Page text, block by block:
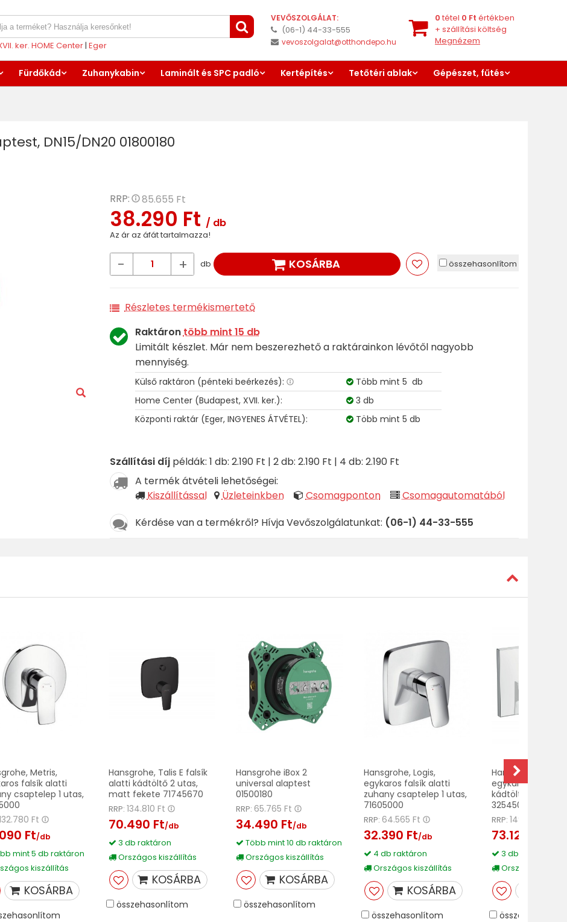
ker. HOME Center| Eger
VEVŐSZOLGÁLAT:
(06-1) 44-33-555
vevoszolgalat@otthondepo.hu
0 tétel 0 Ft értékben
+ szállítási költség
Megnézem
Fürdőkád Zuhanykabin Laminált és SPC padló Kertépítés Tetőtéri ablak
Gépészet, fűtés
DN15/DN20 01800180
RRP: 85.655 Ft
38.290 Ft / db
Az ár az áfát tartalmazza!
- + db KOSÁRBA összehasonlítom
Részletes termékismertető
Raktárontöbb mint 15 db
Limitált készlet. Már nem beszerezhető a raktárainkon lévőtől nagyobb
mennyiség.
Külső raktáron (pénteki beérkezés):
Több mint 5 db
Home Center (Budapest, XVII. ker.):
3 db
Központi raktár (Eger, INGYENES ÁTVÉTEL):
Több mint 5 db
Szállítási díjpéldák: 1 db: 2.190 Ft | 2 db: 2.190 Ft | 4 db: 2.190 Ft
A termék átvételi lehetőségei:
Kiszállítással
Üzleteinkben Csomagponton
Csomagautomatából
Kérdése van a termékről? Hívja Vevőszolgálatunkat: (06-1) 44-33-555
Metris,
falsík alatti
csaptelep 1 utas,
Ft
Ft/db
mint 5 db raktáron
kiszállítás
KOSÁRBA
Hansgrohe, Talis E falsík
alatti kádtöltő 2 utas,
matt fekete 71745670
RRP: 134.810 Ft
70.490 Ft/db
3 db raktáron
Országos kiszállítás
KOSÁRBA
összehasonlítom
Hansgrohe iBox 2
universal alaptest
01500180
RRP: 65.765 Ft
34.490 Ft/db
Több mint 10 db raktáron
Országos kiszállítás
KOSÁRBA
összehasonlítom
Hansgrohe, Logis,
egykaros falsík alatti
zuhany csaptelep 1 utas,
71605000
RRP: 64.565 Ft
32.390 Ft/db
4 db raktáron
Országos kiszállítás
KOSÁRBA
összehasonlítom
Hansgrohe,
egykaros falsík
kádtöltő 2 utas,
32545000
RRP: 149.700 Ft
73.120 Ft
3 db raktáron
Országos